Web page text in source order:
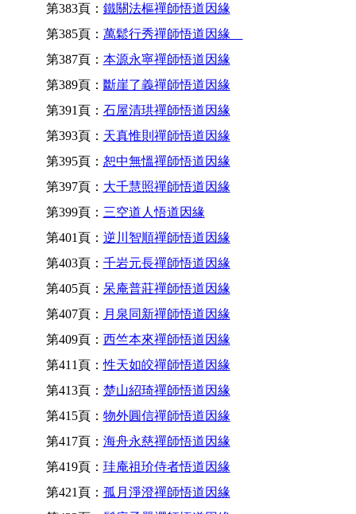
第383頁： 鐵關法樞禪師悟道因緣
第385頁： 萬鬆行秀禪師悟道因緣
第387頁： 本源永寧禪師悟道因緣
第389頁： 斷崖了義禪師悟道因緣
第391頁： 石屋清珙禪師悟道因緣
第393頁： 天真惟則禪師悟道因緣
第395頁： 恕中無慍禪師悟道因緣
第397頁： 大千慧照禪師悟道因緣
第399頁： 三空道人悟道因緣
第401頁： 逆川智順禪師悟道因緣
第403頁： 千岩元長禪師悟道因緣
第405頁： 呆庵普莊禪師悟道因緣
第407頁： 月泉同新禪師悟道因緣
第409頁： 西竺本來禪師悟道因緣
第411頁：性天如皎禪師悟道因緣
第413頁： 楚山紹琦禪師悟道因緣
第415頁： 物外圓信禪師悟道因緣
第417頁： 海舟永慈禪師悟道因緣
第419頁： 珪庵祖玠侍者悟道因緣
第421頁： 孤月淨澄禪師悟道因緣